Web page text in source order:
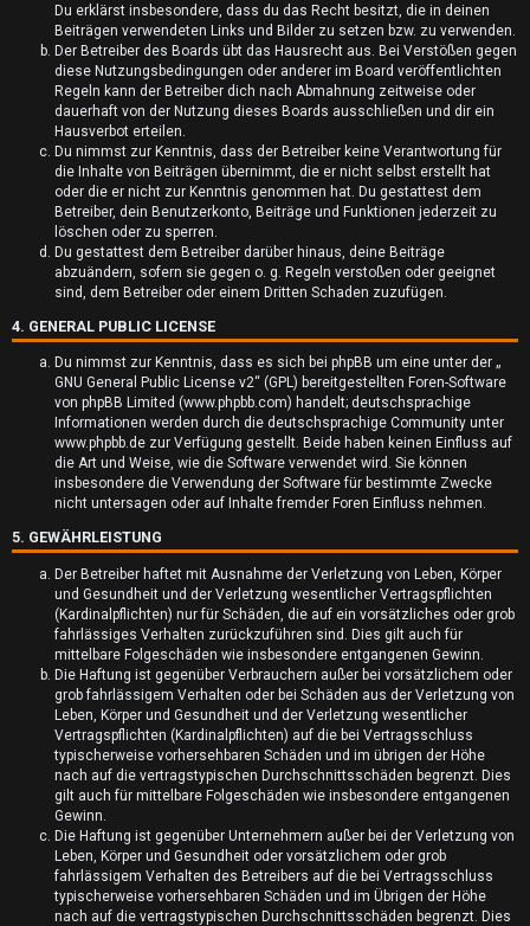
h
Du erklärst insbesondere, dass du das Recht besitzt, die in deinen
Beiträgen verwendeten Links und Bilder zu setzen bzw. zu verwenden.
Der Betreiber des Boards übt das Hausrecht aus. Bei Verstößen gegen
diese Nutzungsbedingungen oder anderer im Board veröffentlichten
Regeln kann der Betreiber dich nach Abmahnung zeitweise oder
dauerhaft von der Nutzung dieses Boards ausschließen und dir ein
Hausverbot erteilen.
Du nimmst zur Kenntnis, dass der Betreiber keine Verantwortung für
die Inhalte von Beiträgen übernimmt, die er nicht selbst erstellt hat
oder die er nicht zur Kenntnis genommen hat. Du gestattest dem
Betreiber, dein Benutzerkonto, Beiträge und Funktionen jederzeit zu
löschen oder zu sperren.
Du gestattest dem Betreiber darüber hinaus, deine Beiträge
abzuändern, sofern sie gegen o. g. Regeln verstoßen oder geeignet
sind, dem Betreiber oder einem Dritten Schaden zuzufügen.
4. GENERAL PUBLIC LICENSE
Du nimmst zur Kenntnis, dass es sich bei phpBB um eine unter der „
GNU General Public License v2“ (GPL) bereitgestellten Foren-Software
von phpBB Limited (www.phpbb.com) handelt; deutschsprachige
Informationen werden durch die deutschsprachige Community unter
www.phpbb.de zur Verfügung gestellt. Beide haben keinen Einfluss auf
die Art und Weise, wie die Software verwendet wird. Sie können
insbesondere die Verwendung der Software für bestimmte Zwecke
nicht untersagen oder auf Inhalte fremder Foren Einfluss nehmen.
5. GEWÄHRLEISTUNG
Der Betreiber haftet mit Ausnahme der Verletzung von Leben, Körper
und Gesundheit und der Verletzung wesentlicher Vertragspflichten
(Kardinalpflichten) nur für Schäden, die auf ein vorsätzliches oder grob
fahrlässiges Verhalten zurückzuführen sind. Dies gilt auch für
mittelbare Folgeschäden wie insbesondere entgangenen Gewinn.
Die Haftung ist gegenüber Verbrauchern außer bei vorsätzlichem oder
grob fahrlässigem Verhalten oder bei Schäden aus der Verletzung von
Leben, Körper und Gesundheit und der Verletzung wesentlicher
Vertragspflichten (Kardinalpflichten) auf die bei Vertragsschluss
typischerweise vorhersehbaren Schäden und im übrigen der Höhe
nach auf die vertragstypischen Durchschnittsschäden begrenzt. Dies
gilt auch für mittelbare Folgeschäden wie insbesondere entgangenen
Gewinn.
Die Haftung ist gegenüber Unternehmern außer bei der Verletzung von
Leben, Körper und Gesundheit oder vorsätzlichem oder grob
fahrlässigem Verhalten des Betreibers auf die bei Vertragsschluss
typischerweise vorhersehbaren Schäden und im Übrigen der Höhe
nach auf die vertragstypischen Durchschnittsschäden begrenzt. Dies